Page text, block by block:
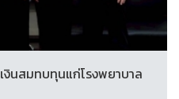
นสมทบทุนแก่โรงพยาบาล